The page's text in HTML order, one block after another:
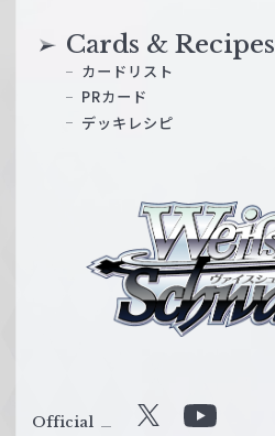
ス
ル
Cards & Recipes
カードリスト
PRカード
デッキレシピ
Official X